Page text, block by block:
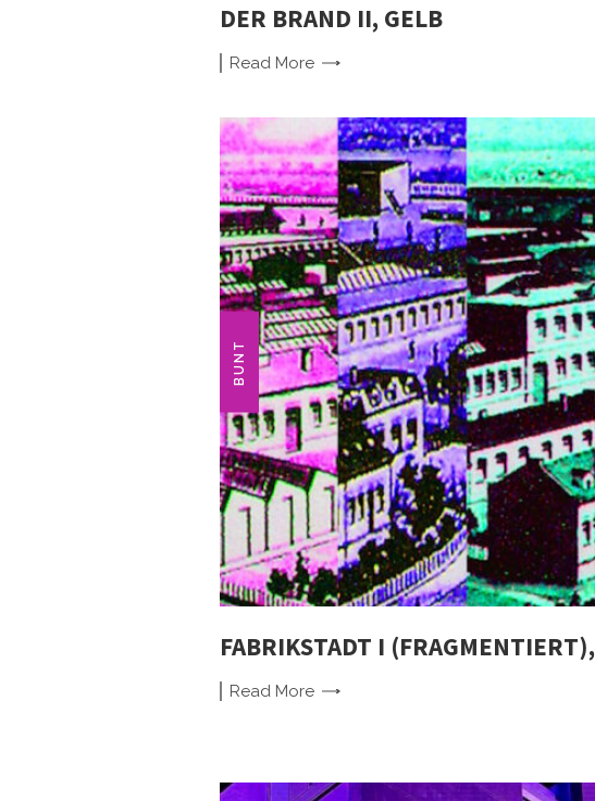
DER BRAND II, GELB
Read More
BUNT
FABRIKSTADT I
Read More